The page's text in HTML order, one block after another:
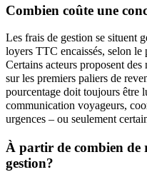
Combien coûte une
Les frais de gestion se situent
loyers TTC encaissés, selon le
Certains acteurs proposent
sur les premiers paliers de
pourcentage doit toujours être
communication voyageurs,
urgences – ou seulement
À partir de combien de
gestion?